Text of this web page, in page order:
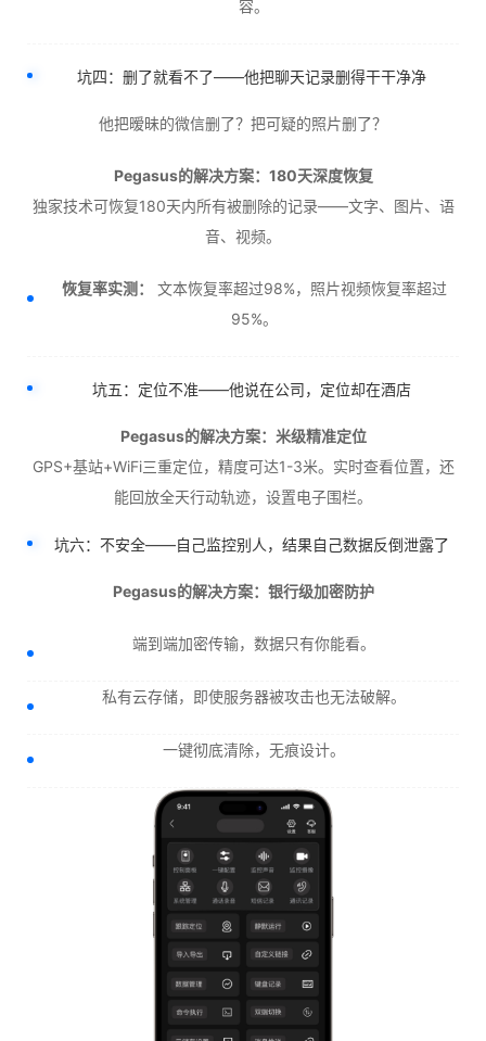
容。
坑四：删了就看不了——他把聊天记录删得干干净净
他把暧昧的微信删了？把可疑的照片删了？
Pegasus的解决方案：180天深度恢复
独家技术可恢复180天内所有被删除的记录——文字、图片、语
音、视频。
恢复率实测：
文本恢复率超过98%，照片视频恢复率超过
95%。
坑五：定位不准——他说在公司，定位却在酒店
Pegasus的解决方案：米级精准定位
GPS+基站+WiFi三重定位，精度可达1-3米。实时查看位置，还
能回放全天行动轨迹，设置电子围栏。
坑六：不安全——自己监控别人，结果自己数据反倒泄露了
Pegasus的解决方案：银行级加密防护
端到端加密传输，数据只有你能看。
私有云存储，即使服务器被攻击也无法破解。
一键彻底清除，无痕设计。